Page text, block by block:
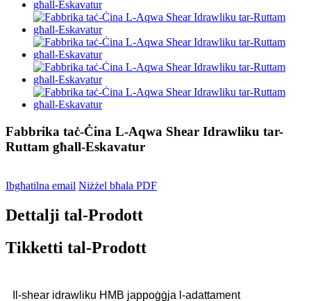
Fabbrika taċ-Ċina L-Aqwa Shear Idrawliku tar-
Ruttam għall-Eskavatur
Ibgħatilna email Niżżel bħala PDF
Dettalji tal-Prodott
Tikketti tal-Prodott
Il-shear idrawliku HMB jappoġġja l-adattament